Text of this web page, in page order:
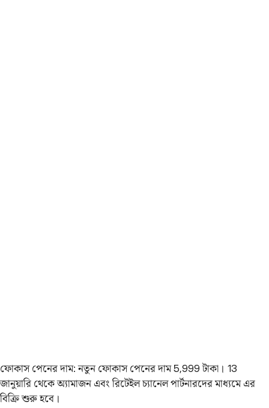
ফোকাস পেনের দাম: নতুন ফোকাস পেনের দাম 5,999 টাকা। 13
জানুয়ারি থেকে অ্যামাজন এবং রিটেইল চ্যানেল পার্টনারদের মাধ্যমে এর
বিক্রি শুরু হবে।